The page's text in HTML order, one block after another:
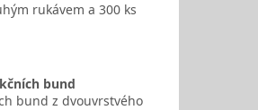
rukávem a 300 ks
bund
bund z dvouvrstvého